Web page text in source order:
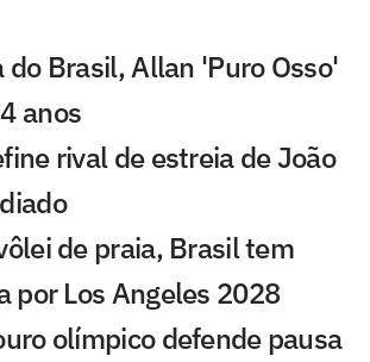
do Brasil, Allan 'Puro Osso'
anos
rival de estreia de João
de praia, Brasil tem
por Los Angeles 2028
olímpico defende pausa